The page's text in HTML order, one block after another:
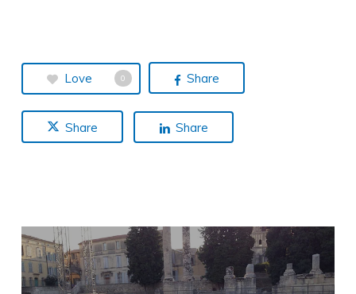
Love 0 Share
Share Share